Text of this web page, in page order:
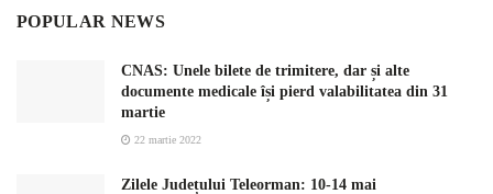
POPULAR NEWS
CNAS: Unele bilete de trimitere, dar și alte
documente medicale își pierd valabilitatea din 31
martie
22 martie 2022
Zilele Județului Teleorman: 10-14 mai